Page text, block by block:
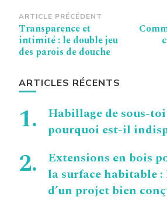
Navigation
d’article
ARTICLE PRÉCÉDENT
Transparence et
intimité : le double jeu
des parois de douche
ARTICLES RÉCENTS
Habillage de sous-
pourquoi est-il
Extensions en bois
la surface habitable :
d’un projet bien